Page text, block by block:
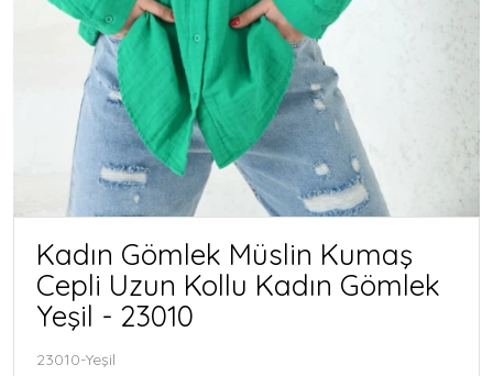
Kadın Gömlek Müslin Kumaş
Cepli Uzun Kollu Kadın Gömlek
Yeşil - 23010
23010-Yeşil